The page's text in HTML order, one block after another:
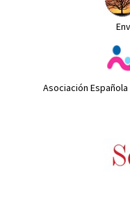
Asociación